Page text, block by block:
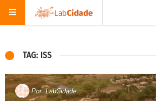
TAG: ISS
PorLabCidade